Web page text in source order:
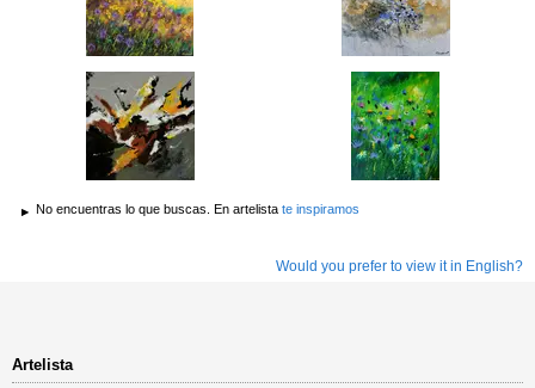
No encuentras lo que buscas. En artelista te inspiramos
Would you prefer to view it in English?
Artelista